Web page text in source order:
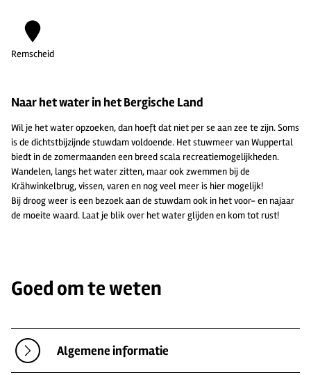
Remscheid
Naar het water in het Bergische Land
Wil je het water opzoeken, dan hoeft dat niet per se aan zee te zijn. Soms
is de dichtstbijzijnde stuwdam voldoende. Het stuwmeer van Wuppertal
biedt in de zomermaanden een breed scala recreatiemogelijkheden.
Wandelen, langs het water zitten, maar ook zwemmen bij de
Krähwinkelbrug, vissen, varen en nog veel meer is hier mogelijk!
Bij droog weer is een bezoek aan de stuwdam ook in het voor- en najaar
de moeite waard. Laat je blik over het water glijden en kom tot rust!
Goed om te weten
Algemene informatie